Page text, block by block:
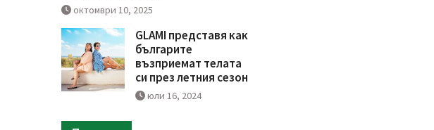
октомври 10, 2025
GLAMI представя как
българите
възприемат телата
си през летния сезон
юли 16, 2024